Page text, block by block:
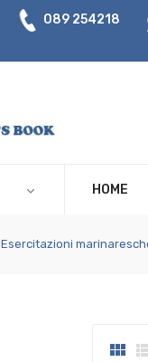
089 254218
HOME
Esercitazioni
